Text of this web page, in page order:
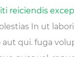
reiciendis
In ut
aut qui. fuga